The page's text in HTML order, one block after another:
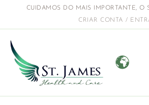
CUIDAMOS DO MAIS IMPORTANTE, O
CRIAR CONTA /